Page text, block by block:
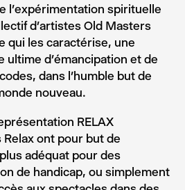
l’expérimentation spirituelle
d’artistes Old Masters
qui les caractérise, une
d’émancipation et de
dans l’humble but de
nouveau.
RELAX
ont pour but de
adéquat pour des
de handicap, ou simplement